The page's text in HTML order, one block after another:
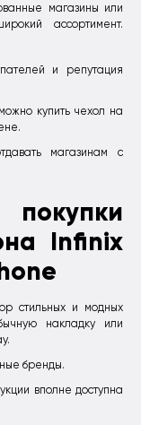
магазины или
ассортимент.
и репутация
купить чехол на
магазинам с
Infinix
стильных и модных
накладку или
бренды.
вполне доступна